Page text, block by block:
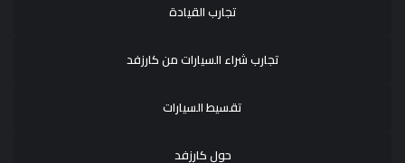
تجارب القيادة
تجارب شراء السيارات من كارزفد
تقسيط السيارات
حول كارزفد